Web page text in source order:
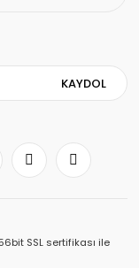
KAYDOL
SSL sertifikası ile